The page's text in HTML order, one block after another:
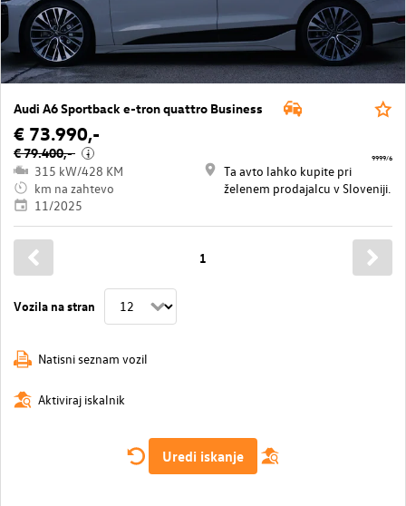
Audi A6 Sportback e-tron quattro Business
€ 73.990,-
€ 79.400,- i
315 kW/428 KM
km na zahtevo
11/2025
Ta avto lahko kupite pri
želenem prodajalcu v Sloveniji.
9999/6
Vozila na stran
1
Natisni seznam vozil
Aktiviraj iskalnik
Uredi iskanje